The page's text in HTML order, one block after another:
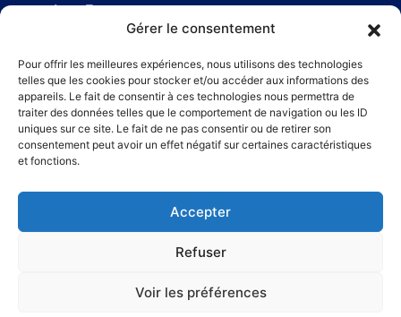
Gérer le consentement
Pour offrir les meilleures expériences, nous utilisons des technologies
telles que les cookies pour stocker et/ou accéder aux informations des
appareils. Le fait de consentir à ces technologies nous permettra de
traiter des données telles que le comportement de navigation ou les ID
uniques sur ce site. Le fait de ne pas consentir ou de retirer son
consentement peut avoir un effet négatif sur certaines caractéristiques
et fonctions.
Accepter
Refuser
Voir les préférences
Isea France
Profils-systemes
Réseau